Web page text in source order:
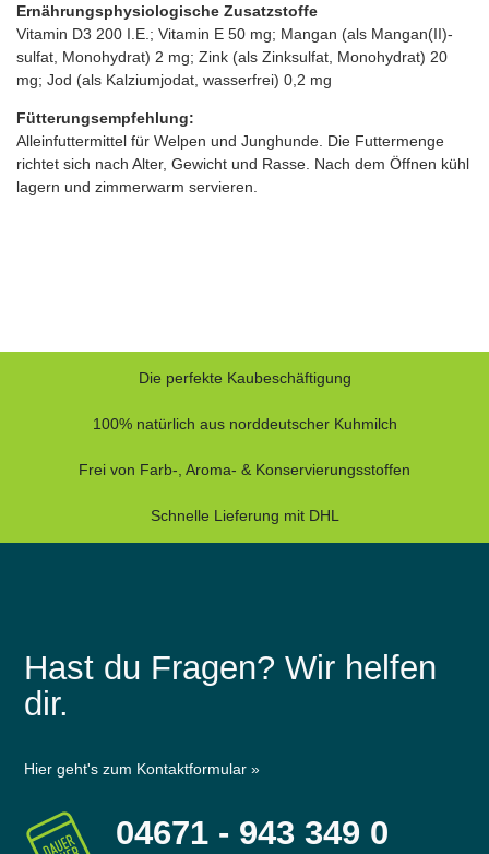
Ernährungsphysiologische Zusatzstoffe
Vitamin D3 200 I.E.; Vitamin E 50 mg; Mangan (als Mangan(II)-
sulfat, Monohydrat) 2 mg; Zink (als Zinksulfat, Monohydrat) 20
mg; Jod (als Kalziumjodat, wasserfrei) 0,2 mg
Fütterungsempfehlung:
Alleinfuttermittel für Welpen und Junghunde. Die Futtermenge
richtet sich nach Alter, Gewicht und Rasse. Nach dem Öffnen kühl
lagern und zimmerwarm servieren.
Die perfekte Kaubeschäftigung
100% natürlich aus norddeutscher Kuhmilch
Frei von Farb-, Aroma- & Konservierungsstoffen
Schnelle Lieferung mit DHL
Hast du Fragen? Wir helfen
dir.
Hier geht's zum Kontaktformular »
04671 - 943 349 0